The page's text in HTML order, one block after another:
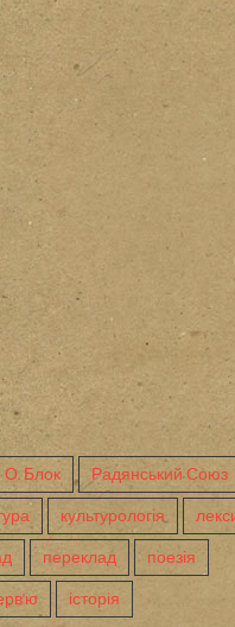
О. Блок Радянський Союз
культурологія
переклад поезія
історія